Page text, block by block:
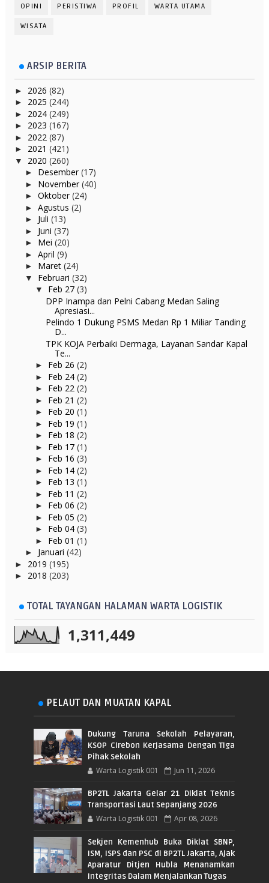
OPINI PERISTIWA PROFIL WARTA UTAMA
WISATA
ARSIP BERITA
► 2026 (82)
► 2025 (244)
► 2024 (249)
► 2023 (167)
► 2022 (87)
► 2021 (421)
▼ 2020 (260)
► Desember(17)
► November(40)
► Oktober(24)
► Agustus (2)
► Juli (13)
► Juni (37)
► Mei (20)
► April (9)
► Maret (24)
▼ Februari (32)
▼ Feb 27 (3)
DPP Inampa dan Pelni Cabang Medan Saling
Apresiasi...
Pelindo 1 Dukung PSMS Medan Rp 1 Miliar Tanding
D...
TPK KOJA Perbaiki Dermaga, Layanan Sandar Kapal
Te...
► Feb 26 (2)
► Feb 24 (2)
► Feb 22 (2)
► Feb 21 (2)
► Feb 20 (1)
► Feb 19 (1)
► Feb 18 (2)
► Feb 17 (1)
► Feb 16 (3)
► Feb 14 (2)
► Feb 13 (1)
► Feb 11 (2)
► Feb 06 (2)
► Feb 05 (2)
► Feb 04 (3)
► Feb 01 (1)
► Januari (42)
► 2019 (195)
► 2018 (203)
TOTAL TAYANGAN HALAMAN WARTA LOGISTIK
1,311,449
PELAUT DAN MUATAN KAPAL
Dukung Taruna Sekolah Pelayaran,
KSOP Cirebon Kerjasama Dengan Tiga
Pihak Sekolah
Warta Logistik 001 Jun 11, 2026
BP2TL Jakarta Gelar 21 Diklat Teknis
Transportasi Laut Sepanjang 2026
Warta Logistik 001 Apr 08, 2026
Sekjen Kemenhub Buka Diklat SBNP,
ISM, ISPS dan PSC di BP2TL Jakarta, Ajak
Aparatur Ditjen Hubla Menanamkan
Integritas Dalam Menjalankan Tugas